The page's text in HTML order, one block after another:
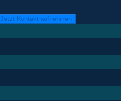
Jetzt Kontakt aufnehmen